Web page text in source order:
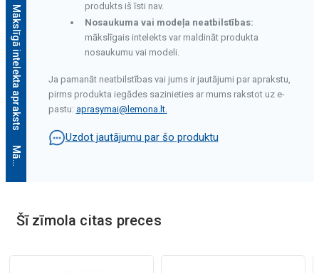
Mākslīgā intelekta apraksts
M
ā
k
s
l
ī
g
ā
i
n
t
e
l
e
k
t
a
a
p
r
a
k
s
t
s
produkts iš īsti nav.
Nosaukuma vai modeļa neatbilstības:
mākslīgais intelekts var maldināt produkta
nosaukumu vai modeli.
Ja pamanāt neatbilstības vai jums ir jautājumi par aprakstu,
pirms produkta iegādes sazinieties ar mums rakstot uz e-
pastu: aprasymai@lemona.lt.
Uzdot jautājumu par šo produktu
Šī zīmola citas preces